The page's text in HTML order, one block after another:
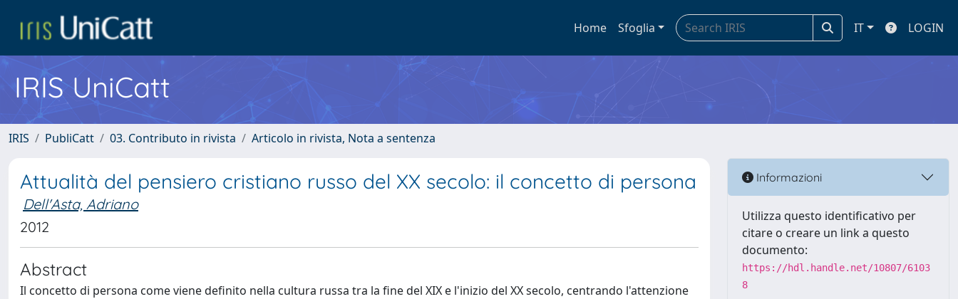
Home Sfoglia IT LOGIN
IRIS UniCatt
IRIS PubliCatt 03. Contributo in rivista Articolo in rivista, Nota a sentenza
Attualità del pensiero cristiano russo del XX secolo: il concetto di persona
Dell'Asta, Adriano
2012
Abstract
Il concetto di persona come viene definito nella cultura russa tra la fine del XIX e l'inizio del XX secolo, centrando l'attenzione
Informazioni
Utilizza questo identificativo per
citare o creare un link a questo
documento:
https://hdl.handle.net/10807/6103
8